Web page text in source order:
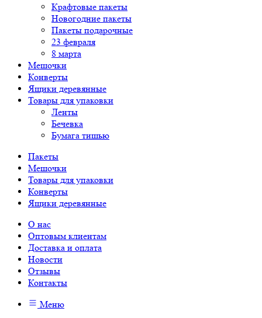
Крафтовые пакеты
Новогодние пакеты
Пакеты подарочные
23 февраля
8 марта
Мешочки
Конверты
Ящики деревянные
Товары для упаковки
Ленты
Бечевка
Бумага тишью
Пакеты
Мешочки
Товары для упаковки
Конверты
Ящики деревянные
О нас
Оптовым клиентам
Доставка и оплата
Новости
Отзывы
Контакты
Меню